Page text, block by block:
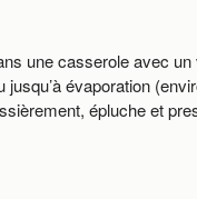
une casserole avec un
évaporation
épluche et